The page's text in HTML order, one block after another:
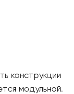
конструкции
модульной.